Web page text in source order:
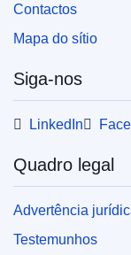
Contactos
Mapa do sítio
Siga-nos
LinkedIn
Quadro legal
Advertência
Testemunhos